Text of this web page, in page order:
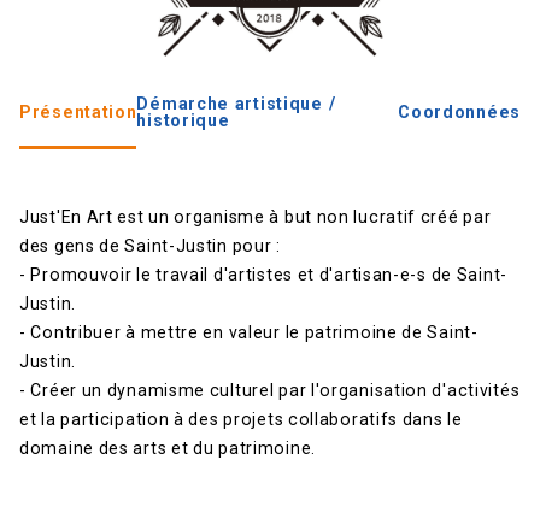
Présentation Démarche artistique /
historique
Coordonnées
Just'En Art est un organisme à but non lucratif créé par
des gens de Saint-Justin pour :
- Promouvoir le travail d'artistes et d'artisan-e-s de Saint-
Justin.
- Contribuer à mettre en valeur le patrimoine de Saint-
Justin.
- Créer un dynamisme culturel par l'organisation d'activités
et la participation à des projets collaboratifs dans le
domaine des arts et du patrimoine.